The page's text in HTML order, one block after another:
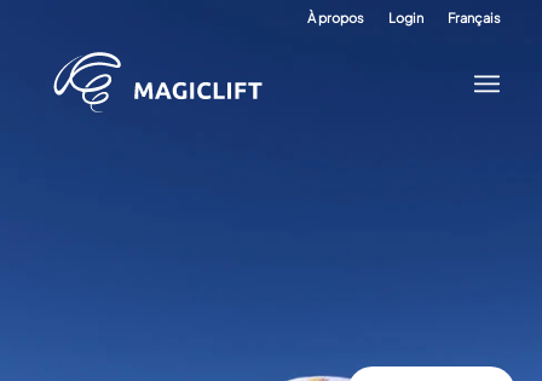
À propos Login Français